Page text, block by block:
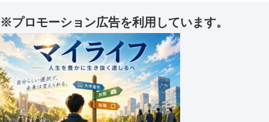
※プロモーション広告を利用しています。